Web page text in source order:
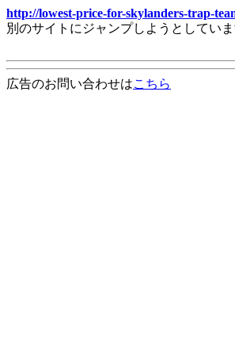
http://lowest-price-for-skylanders-trap-
別のサイトにジャンプしようとしてい
広告のお問い合わせはこちら